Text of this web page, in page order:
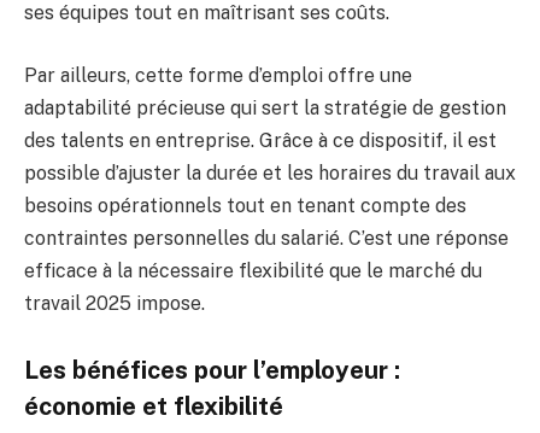
ses équipes tout en maîtrisant ses coûts.
Par ailleurs, cette forme d’emploi offre une
adaptabilité précieuse qui sert la stratégie de gestion
des talents en entreprise. Grâce à ce dispositif, il est
possible d’ajuster la durée et les horaires du travail aux
besoins opérationnels tout en tenant compte des
contraintes personnelles du salarié. C’est une réponse
efficace à la nécessaire flexibilité que le marché du
travail 2025 impose.
Les bénéfices pour l’employeur :
économie et flexibilité